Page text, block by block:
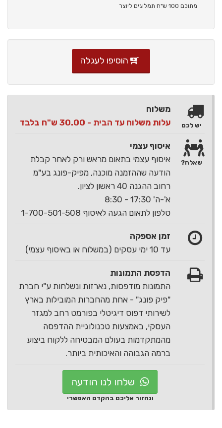
מתוכם 100 ש"ח תמלוגים ליוצר
הוסיפו לעגלה
משלוח
עלות משלוח עד הבית - 30.00 ש"ח בלבד
איסוף עצמי
איסוף עצמי בתאום מראש ורק לאחר קבלת
הודעה שההזמנה מוכנה, מפיק-פונג בע"מ
רחוב ההגנה 40 ראשון לציון.
א'-ה' 17:30 - 8:30
טלפון לתאום הגעה לאיסוף 1-700-501-508
זמן אספקה
עד 10 ימי עסקים (במשלוח או באיסוף עצמי)
הדפסת התמונות
התמונות מודפסות, נארזות ונשלחות ע"י חברת
"פיק פונג" - אחת מהחברות המובילות בארץ
לשירותי דפוס דיגיטלי בפורמט רחב למגזר
העסקי, באמצעות טכנולוגיית ההדפסה
מהמתקדמות בעולם המבטיחה ללקוח ביצוע
ברמה הגבוהה והאיכותית ביותר.
יש לכם
שאלה?
שלחו לנו הודעה
ונחזור אליכם בהקדם האפשרי